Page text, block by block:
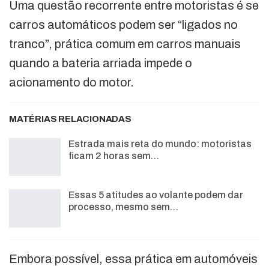
Uma questão recorrente entre motoristas é se
carros automáticos podem ser “ligados no
tranco”, prática comum em carros manuais
quando a bateria arriada impede o
acionamento do motor.
MATÉRIAS RELACIONADAS
Estrada mais reta do mundo: motoristas
ficam 2 horas sem…
Essas 5 atitudes ao volante podem dar
processo, mesmo sem…
Embora possível, essa prática em automóveis